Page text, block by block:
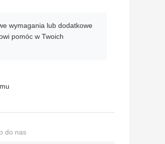
wymagania lub dodatkowe
pomóc w Twoich
do nas